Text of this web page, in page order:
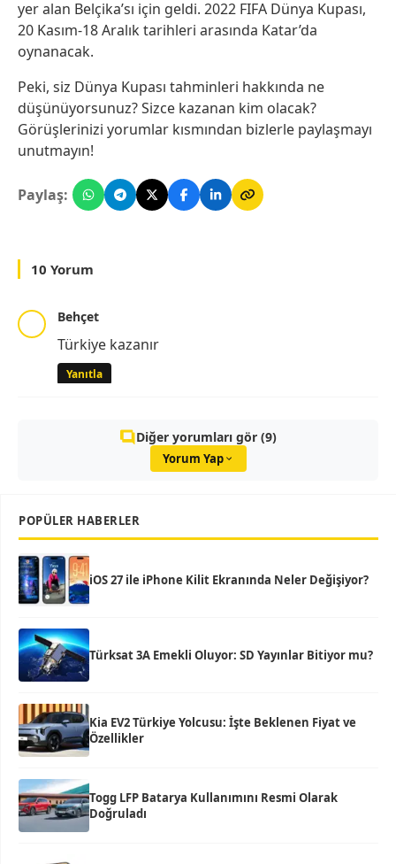
yer alan Belçika’sı için geldi. 2022 FIFA Dünya Kupası,
20 Kasım-18 Aralık tarihleri arasında Katar’da
oynanacak.
Peki, siz Dünya Kupası tahminleri hakkında ne
düşünüyorsunuz? Sizce kazanan kim olacak?
Görüşlerinizi yorumlar kısmından bizlerle paylaşmayı
unutmayın!
Paylaş:
10 Yorum
Behçet
Türkiye kazanır
Yanıtla
Diğer yorumları gör (9)
Yorum Yap
POPÜLER HABERLER
iOS 27 ile iPhone Kilit Ekranında Neler Değişiyor?
Türksat 3A Emekli Oluyor: SD Yayınlar Bitiyor mu?
Kia EV2 Türkiye Yolcusu: İşte Beklenen Fiyat ve
Özellikler
Togg LFP Batarya Kullanımını Resmi Olarak
Doğruladı